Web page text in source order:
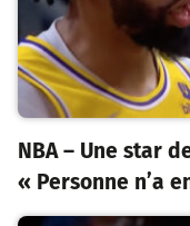
NBA – Une star
« Personne n’a